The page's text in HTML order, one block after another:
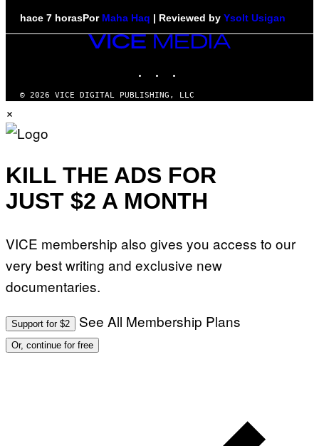
hace 7 horasPor Maha Haq | Reviewed by Ysolt Usigan
VICE
MEDIA
© 2026 VICE DIGITAL PUBLISHING, LLC
×
KILL THE ADS FOR
JUST $2 A MONTH
VICE membership also gives you access to our
very best writing and exclusive new
documentaries.
Support for $2 See All Membership Plans
Or, continue for free